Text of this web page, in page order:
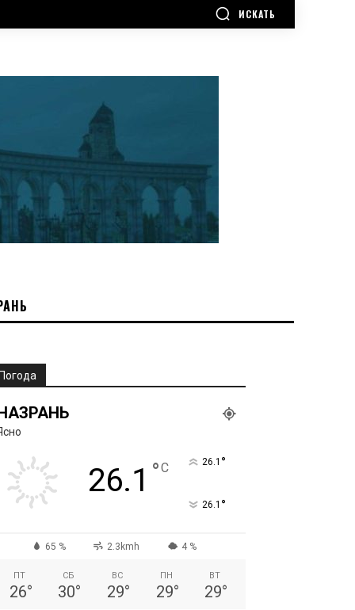
ИСКАТЬ
Погода
26.1 °C 26.1 °
26.1 °
65 % 2.3kmh 4 %
ПТ
26°
СБ
30°
ВС
29°
ПН
29°
ВТ
29°